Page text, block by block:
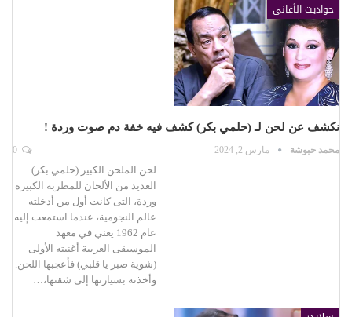
حواديت الأغاني
نكشف عن لحن لـ (حلمي بكر) كشف فيه خفة دم صوت وردة !
محمد حبوشة مارس 2, 2024
لحن الملحن الكبير (حلمي بكر)
العديد من الألحان للمطربة الكبيرة
وردة، التى كانت أول من أدخلته
عالم النجومية، عندما استمعت إليه
عام 1962 يغني في معهد
الموسيقى العربية أغنيته الأولى
(شوية صبر يا قلبي) فأعجبها اللحن.
وأخذته بسيارتها إلى شقتها،…